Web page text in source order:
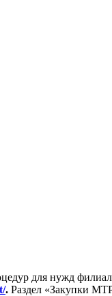
для нужд
. Раздел «Закупки